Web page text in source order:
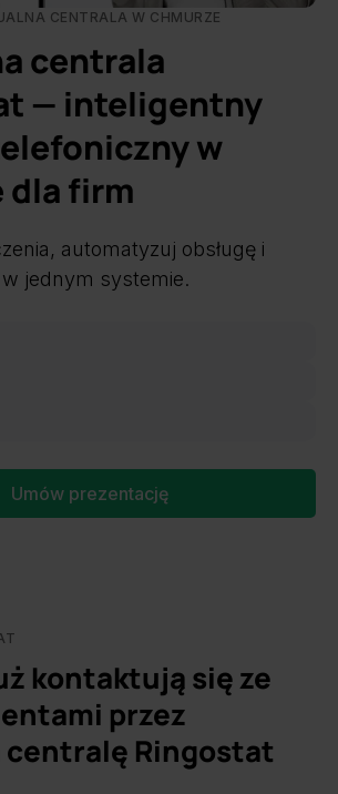
CENTRALA W CHMURZE
centrala
— inteligentny
w
dla firm
automatyzuj obsługę i
jednym systemie.
Umów prezentację
kontaktują się ze
przez
Ringostat